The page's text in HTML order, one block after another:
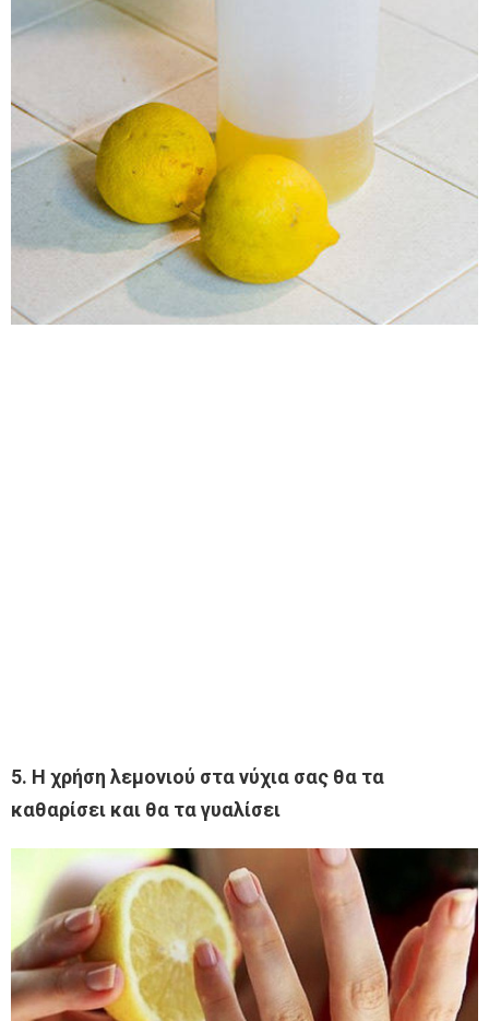
5. Η χρήση λεμονιού στα νύχια σας θα τα
καθαρίσει και θα τα γυαλίσει